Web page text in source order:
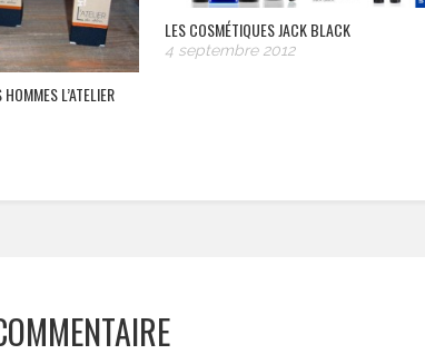
L’ATELIER
LES COSMÉTIQUES JACK BLACK
4 septembre 2012